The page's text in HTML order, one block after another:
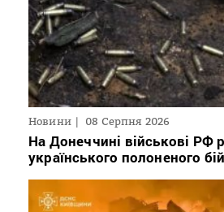
Новини 08 Серпня 2026
На Донеччині військові РФ
українського полоненого